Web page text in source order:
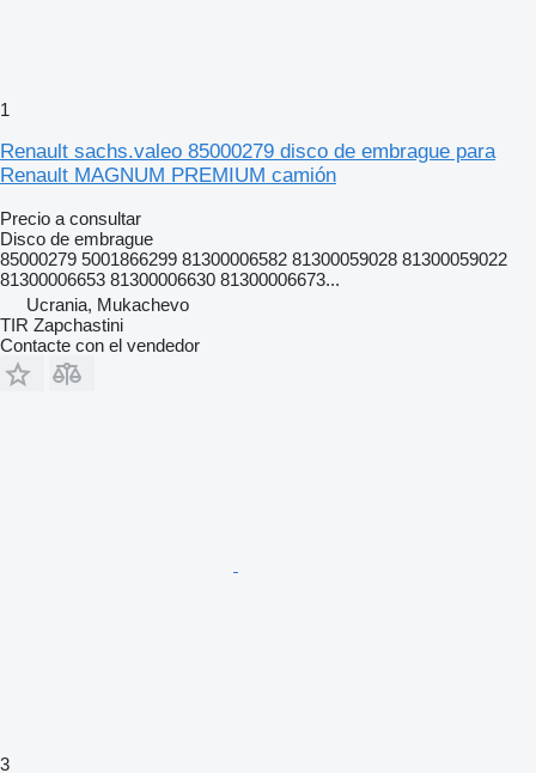
1
Renault sachs.valeo 85000279 disco de embrague para
Renault MAGNUM PREMIUM camión
Precio a consultar
Disco de embrague
85000279 5001866299 81300006582 81300059028 81300059022
81300006653 81300006630 81300006673...
Ucrania, Mukachevo
TIR Zapchastini
Contacte con el vendedor
3